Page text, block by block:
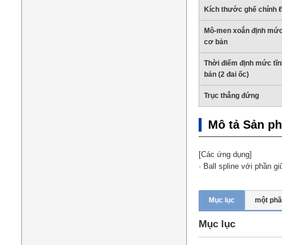
Kích thước ghế chính ℓ
Mô-men xoắn định
cơ bản
Thời điểm định mức
bản (2 đai ốc)
Trục thẳng đứng
Mô tả Sản
[Các ứng dụng]
· Ball spline với phần
Mục lục một
Mục lục